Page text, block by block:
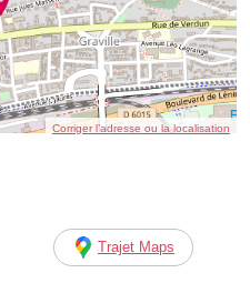
Corriger l’adresse ou la localisation
Trajet Maps